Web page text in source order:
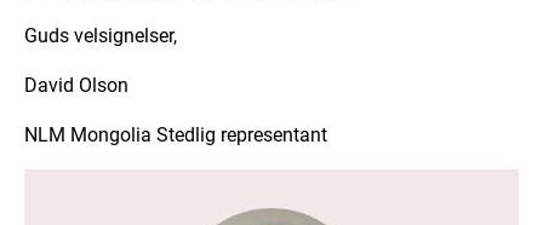
Guds velsignelser,
David Olson
NLM Mongolia Stedlig representant